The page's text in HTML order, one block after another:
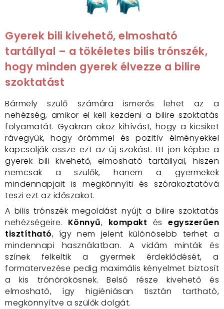
Gyerek bili kivehető, elmosható
tartállyal – a tökéletes bilis trónszék,
hogy minden gyerek élvezze a bilire
szoktatást
Bármely szülő számára ismerős lehet az a
nehézség, amikor el kell kezdeni a bilire szoktatás
folyamatát. Gyakran okoz kihívást, hogy a kicsiket
rávegyük, hogy örömmel és pozitív élményekkel
kapcsolják össze ezt az új szokást. Itt jön képbe a
gyerek bili kivehető, elmosható tartállyal, hiszen
nemcsak a szülők, hanem a gyermekek
mindennapjait is megkönnyíti és szórakoztatóvá
teszi ezt az időszakot.
A bilis trónszék megoldást nyújt a bilire szoktatás
nehézségeire. Könnyű, kompakt és egyszerűen
tisztítható, így nem jelent különösebb terhet a
mindennapi használatban. A vidám minták és
színek felkeltik a gyermek érdeklődését, a
formatervezése pedig maximális kényelmet biztosít
a kis trónörökösnek. Belső része kivehető és
elmosható, így higiéniásan tisztán tartható,
megkönnyítve a szülők dolgát.